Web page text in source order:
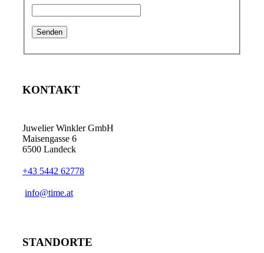
KONTAKT
Juwelier Winkler GmbH
Maisengasse 6
6500 Landeck
+43 5442 62778
info@time.at
STANDORTE